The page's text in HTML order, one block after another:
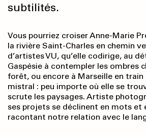
subtilités.
Vous pourriez croiser Anne-Marie
la rivière Saint-Charles en chemin
d’artistes VU, qu’elle codirige, au
Gaspésie à contempler les ombres
forêt, ou encore à Marseille en train
mistral : peu importe où elle se
scrute les paysages. Artiste
ses projets se déclinent en mots et
racontant notre relation avec le